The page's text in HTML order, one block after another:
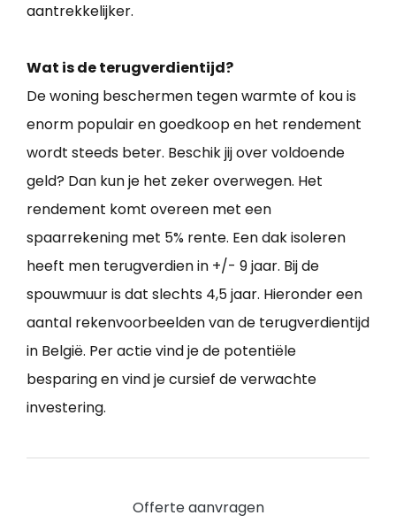
aantrekkelijker.
Wat is de terugverdientijd?
De woning beschermen tegen warmte of kou is
enorm populair en goedkoop en het rendement
wordt steeds beter. Beschik jij over voldoende
geld? Dan kun je het zeker overwegen. Het
rendement komt overeen met een
spaarrekening met 5% rente. Een dak isoleren
heeft men terugverdien in +/- 9 jaar. Bij de
spouwmuur is dat slechts 4,5 jaar. Hieronder een
aantal rekenvoorbeelden van de terugverdientijd
in België. Per actie vind je de potentiële
besparing en vind je cursief de verwachte
investering.
Offerte aanvragen